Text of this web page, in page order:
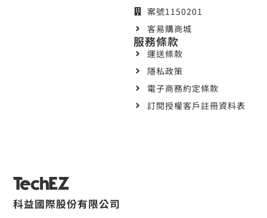
科益國際股份有限公司
案號1150201
客易購商城
服務條款
運送條款
隱私政策
電子商務約定條款
訂閱授權客戶註冊資料表